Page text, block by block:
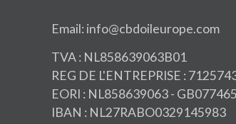
Email: info@cbdoileurope.com
TVA : NL858639063B01
REG DE L'ENTREPRISE :
EORI : NL858639063 -
IBAN : NL27RABO0329145983